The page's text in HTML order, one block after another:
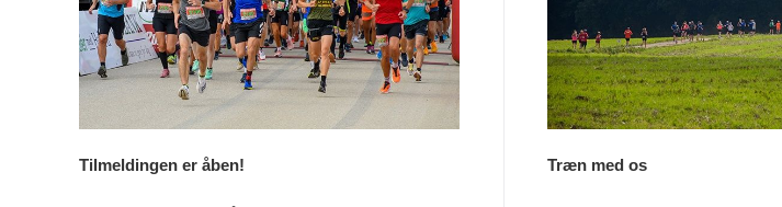
Tilmeldingen er åben! Træn med os